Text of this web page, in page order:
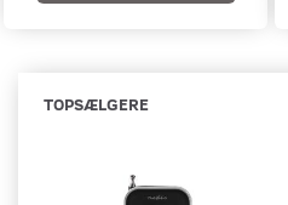
TOPSÆLGERE